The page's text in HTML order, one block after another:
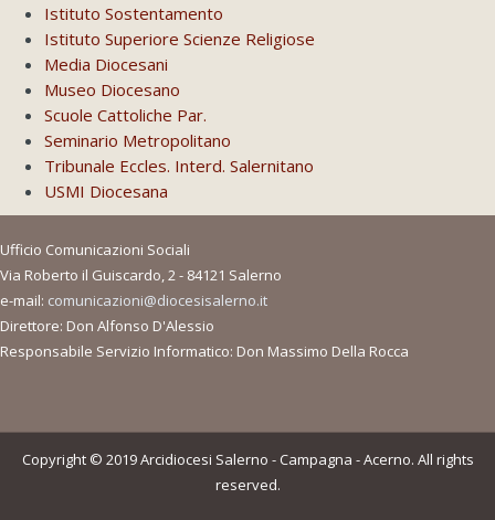
Istituto Sostentamento
Istituto Superiore Scienze Religiose
Media Diocesani
Museo Diocesano
Scuole Cattoliche Par.
Seminario Metropolitano
Tribunale Eccles. Interd. Salernitano
USMI Diocesana
Ufficio Comunicazioni Sociali
Via Roberto il Guiscardo, 2 - 84121 Salerno
e-mail: comunicazioni@diocesisalerno.it
Direttore: Don Alfonso D'Alessio
Responsabile Servizio Informatico: Don Massimo Della Rocca
Copyright © 2019 Arcidiocesi Salerno - Campagna - Acerno. All rights
reserved.